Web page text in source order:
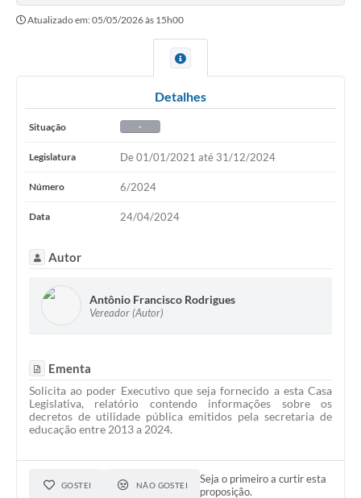
Atualizado em: 05/05/2026 às 15h00
Detalhes
Situação -
Legislatura De 01/01/2021 até 31/12/2024
Número 6/2024
Data 24/04/2024
Autor
Antônio Francisco Rodrigues
Vereador (Autor)
Ementa
Solicita ao poder Executivo que seja fornecido a esta Casa
Legislativa, relatório contendo informações sobre os
decretos de utilidade pública emitidos pela secretaria de
educação entre 2013 a 2024.
GOSTEI NÃO GOSTEI
Seja o primeiro a curtir esta
proposição.